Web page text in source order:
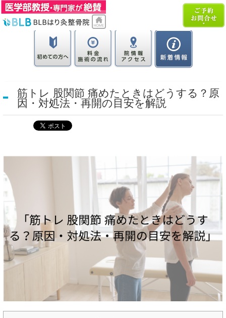
筋トレ 股関節 痛めたときはどうする？原
因・対処法・再開の目安を解説